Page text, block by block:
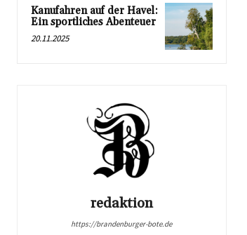
Kanufahren auf der Havel:
Ein sportliches Abenteuer
20.11.2025
redaktion
https://brandenburger-bote.de